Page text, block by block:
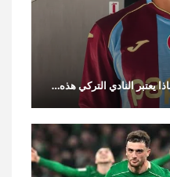
يعتبر النادي التركي هذه…